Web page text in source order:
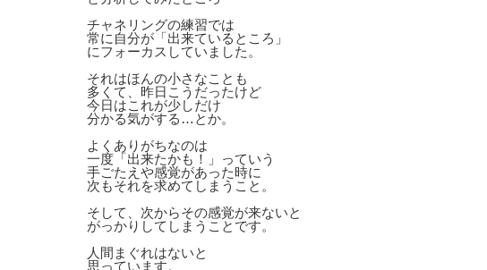
チャネリングの練習では
常に自分が「出来ているところ」
にフォーカスしていました。
それはほんの小さなことも
多くて、昨日こうだったけど
今日はこれが少しだけ
分かる気がする…とか。
よくありがちなのは
一度「出来たかも！」っていう
手ごたえや感覚があった時に
次もそれを求めてしまうこと。
そして、次からその感覚が来ないと
がっかりしてしまうことです。
人間まぐれはないと
思っています。